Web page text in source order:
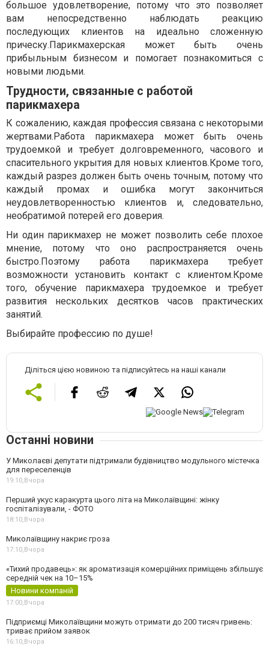
большое удовлетворение, потому что это позволяет
вам непосредственно наблюдать реакцию
последующих клиентов на идеально сложенную
прическу.Парикмахерская может быть очень
прибыльным бизнесом и помогает познакомиться с
новыми людьми.
Трудности, связанные с работой
парикмахера
К сожалению, каждая профессия связана с некоторыми
жертвами.Работа парикмахера может быть очень
трудоемкой и требует долговременного, часового и
спасительного укрытия для новых клиентов.Кроме того,
каждый разрез должен быть очень точным, потому что
каждый промах и ошибка могут закончиться
неудовлетворенностью клиентов и, следовательно,
необратимой потерей его доверия.
Ни один парикмахер не может позволить себе плохое
мнение, потому что оно распространяется очень
быстро.Поэтому работа парикмахера требует
возможности установить контакт с клиентом.Кроме
того, обучение парикмахера трудоемкое и требует
развития нескольких десятков часов практических
занятий.
Выбирайте профессию по душе!
Діліться цією новиною та підписуйтесь на наші канали
Останні новини
У Миколаєві депутати підтримали будівництво модульного містечка
для переселенців
19:10, Вчора
Перший укус каракурта цього літа на Миколаївщині: жінку
госпіталізували, - ФОТО
18:10, Вчора
Миколаївщину накриє гроза
17:10, Вчора
«Тихий продавець»: як ароматизація комерційних приміщень збільшує
середній чек на 10–15%
Новини компаній
17:00, Вчора
Підприємці Миколаївщини можуть отримати до 200 тисяч гривень:
триває прийом заявок
16:10, Вчора